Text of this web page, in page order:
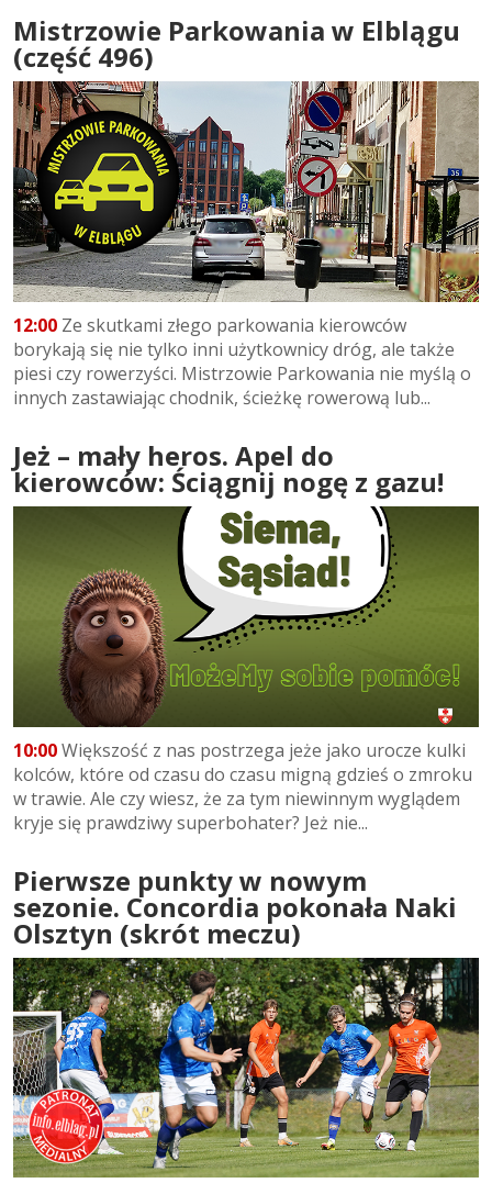
Mistrzowie Parkowania w Elblągu
(część 496)
12:00 Ze skutkami złego parkowania kierowców
borykają się nie tylko inni użytkownicy dróg, ale także
piesi czy rowerzyści. Mistrzowie Parkowania nie myślą o
innych zastawiając chodnik, ścieżkę rowerową lub...
Jeż – mały heros. Apel do
kierowców: Ściągnij nogę z gazu!
10:00Większość z nas postrzega jeże jako urocze kulki
kolców, które od czasu do czasu migną gdzieś o zmroku
w trawie. Ale czy wiesz, że za tym niewinnym wyglądem
kryje się prawdziwy superbohater? Jeż nie...
Pierwsze punkty w nowym
sezonie. Concordia pokonała Naki
Olsztyn (skrót meczu)